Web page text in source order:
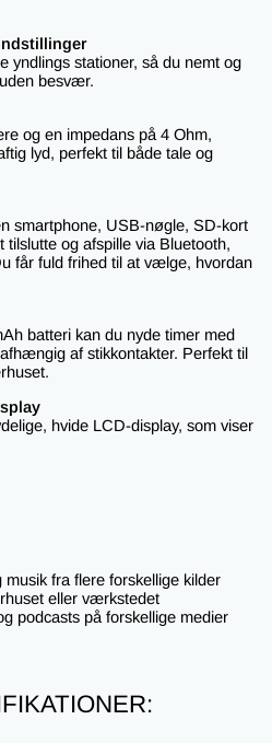
yndlings stationer, så du nemt og
besvær.
og en impedans på 4 Ohm,
lyd, perfekt til både tale og
smartphone, USB-nøgle, SD-kort
og afspille via Bluetooth,
får fuld frihed til at vælge, hvordan
batteri kan du nyde timer med
af stikkontakter. Perfekt til
hvide LCD-display, som viser
fra flere forskellige kilder
eller værkstedet
podcasts på forskellige medier